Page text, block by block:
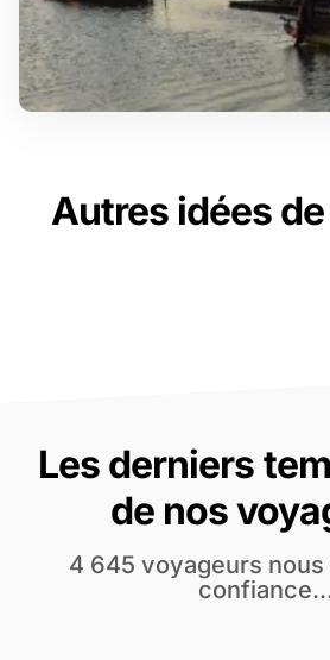
Autres idées
Les derniers
de nos
4 645 voyageurs